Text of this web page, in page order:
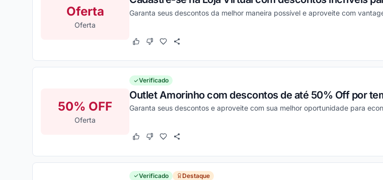
Oferta
Oferta
Garanta seus descontos da melhor maneira possível e aproveite com
Este cupom funcionou
Este cupom não funcionou
50% OFF
Oferta
Verificado
Outlet Amorinho com descontos de até 50% Off por
Garanta seus descontos e aproveite com sua melhor oportunidade para
Este cupom funcionou
Este cupom não funcionou
Verificado Destaque